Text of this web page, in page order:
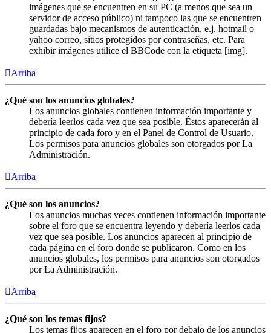
imágenes que se encuentren en su PC (a menos que sea un
servidor de acceso público) ni tampoco las que se encuentren
guardadas bajo mecanismos de autenticación, e.j. hotmail o
yahoo correo, sitios protegidos por contraseñas, etc. Para
exhibir imágenes utilice el BBCode con la etiqueta [img].
Arriba
¿Qué son los anuncios globales?
Los anuncios globales contienen información importante y
debería leerlos cada vez que sea posible. Éstos aparecerán al
principio de cada foro y en el Panel de Control de Usuario.
Los permisos para anuncios globales son otorgados por La
Administración.
Arriba
¿Qué son los anuncios?
Los anuncios muchas veces contienen información importante
sobre el foro que se encuentra leyendo y debería leerlos cada
vez que sea posible. Los anuncios aparecen al principio de
cada página en el foro donde se publicaron. Como en los
anuncios globales, los permisos para anuncios son otorgados
por La Administración.
Arriba
¿Qué son los temas fijos?
Los temas fijos aparecen en el foro por debajo de los anuncios